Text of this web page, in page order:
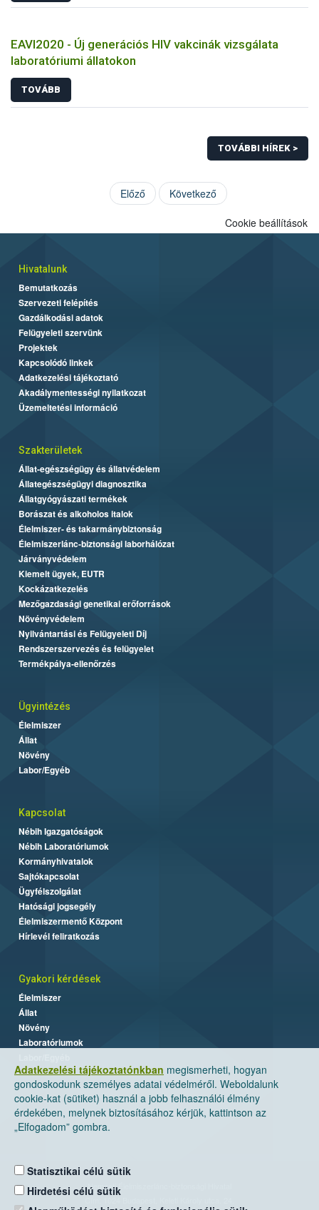
EAVI2020 - Új generációs HIV vakcinák vizsgálata
laboratóriumi állatokon
TOVÁBB
TOVÁBBI HÍREK >
Előző Következő
Adatkezelési tájékoztatónkban megismerheti, hogyan
gondoskodunk személyes adatai védelméről. Weboldalunk
cookie-kat (sütiket) használ a jobb felhasználói élmény
érdekében, melynek biztosításához kérjük, kattintson az
„Elfogadom” gombra.
Statisztikai célú sütik
Hirdetési célú sütik
Cookie beállítások
Hivatalunk
Bemutatkozás
Szervezeti felépítés
Gazdálkodási adatok
Felügyeleti szervünk
Projektek
Kapcsolódó linkek
Adatkezelési tájékoztató
Akadálymentességi nyilatkozat
Üzemeltetési információ
Szakterületek
Állat-egészségügy és állatvédelem
Állategészségügyi diagnosztika
Állatgyógyászati termékek
Borászat és alkoholos italok
Élelmiszer- és takarmánybiztonság
Élelmiszerlánc-biztonsági laborhálózat
Járványvédelem
Kiemelt ügyek, EUTR
Kockázatkezelés
Mezőgazdasági genetikai erőforrások
Növényvédelem
Nyilvántartási és Felügyeleti Díj
Rendszerszervezés és felügyelet
Termékpálya-ellenőrzés
Ügyintézés
Élelmiszer
Állat
Növény
Labor/Egyéb
Kapcsolat
Nébih Igazgatóságok
Nébih Laboratóriumok
Kormányhivatalok
Sajtókapcsolat
Ügyfélszolgálat
Hatósági jogsegély
Élelmiszermentő Központ
Hírlevél feliratkozás
Gyakori kérdések
Élelmiszer
Állat
Növény
Laboratóriumok
Nemzeti Élelmiszerlánc-biztonsági Hivatal